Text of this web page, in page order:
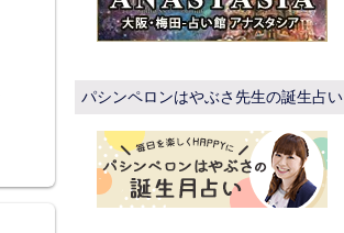
パシンペロンはやぶさ先生の誕生占い